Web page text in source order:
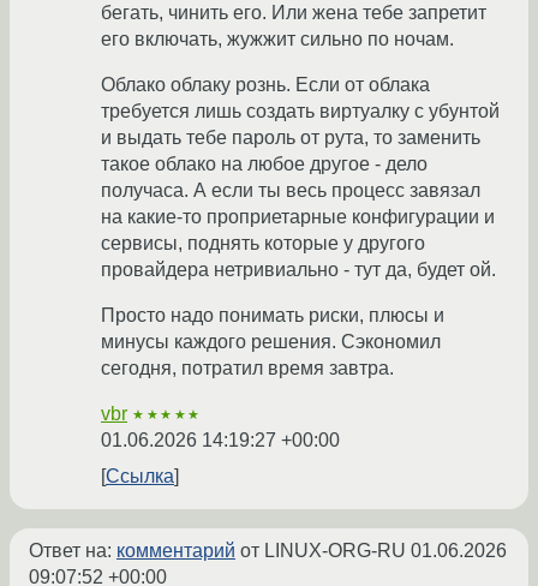
бегать, чинить его. Или жена тебе запретит
его включать, жужжит сильно по ночам.
Облако облаку рознь. Если от облака
требуется лишь создать виртуалку с убунтой
и выдать тебе пароль от рута, то заменить
такое облако на любое другое - дело
получаса. А если ты весь процесс завязал
на какие-то проприетарные конфигурации и
сервисы, поднять которые у другого
провайдера нетривиально - тут да, будет ой.
Просто надо понимать риски, плюсы и
минусы каждого решения. Сэкономил
сегодня, потратил время завтра.
vbr ★★★★★
01.06.2026 14:19:27 +00:00
Ссылка
Ответ на: комментарий от LINUX-ORG-RU 01.06.2026
09:07:52 +00:00